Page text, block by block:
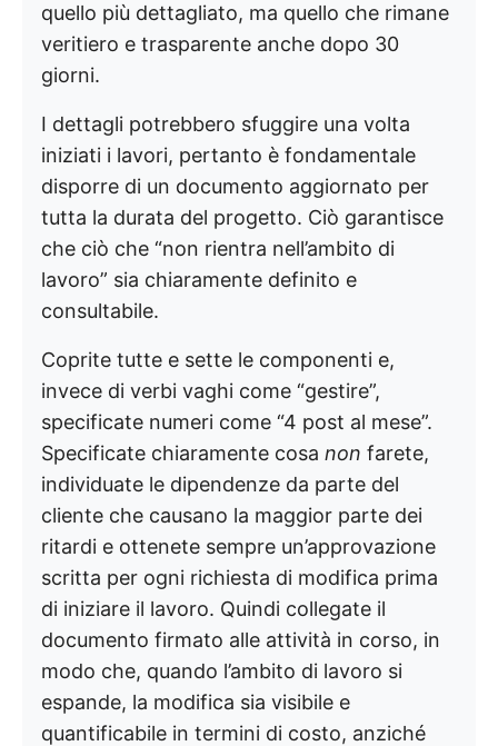
quello più dettagliato, ma quello che rimane
veritiero e trasparente anche dopo 30
giorni.
I dettagli potrebbero sfuggire una volta
iniziati i lavori, pertanto è fondamentale
disporre di un documento aggiornato per
tutta la durata del progetto. Ciò garantisce
che ciò che “non rientra nell’ambito di
lavoro” sia chiaramente definito e
consultabile.
Coprite tutte e sette le componenti e,
invece di verbi vaghi come “gestire”,
specificate numeri come “4 post al mese”.
Specificate chiaramente cosa non farete,
individuate le dipendenze da parte del
cliente che causano la maggior parte dei
ritardi e ottenete sempre un’approvazione
scritta per ogni richiesta di modifica prima
di iniziare il lavoro. Quindi collegate il
documento firmato alle attività in corso, in
modo che, quando l’ambito di lavoro si
espande, la modifica sia visibile e
quantificabile in termini di costo, anziché